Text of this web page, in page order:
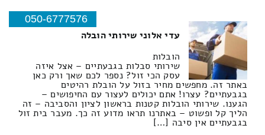
050-6777576
עדי אלוני שירותי הובלה
הובלות
שירותי סבלות בגבעתיים – אצל איזה
עסק הכי זול? נספר לכם שאך ורק כאן
באתר זה. מחפשים מחיר בזול על הובלת רהיטים
בגבעתיים? עצרו! אתם יכולים לעצור עם החיפושים –
הגענו. שירותי הובלות קטנות בראשון לציון והסביבה – זה
הליך קל ופשוט – באתרנו תראו מדוע זה כך. מעבר בית זול
בגבעתיים אין סיבה […]